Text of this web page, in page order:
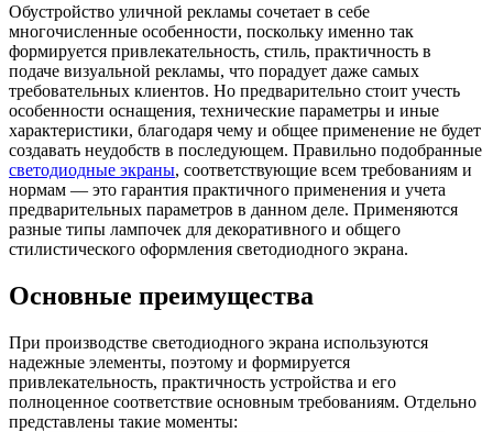
Обустройство уличной рекламы сочетает в себе
многочисленные особенности, поскольку именно так
формируется привлекательность, стиль, практичность в
подаче визуальной рекламы, что порадует даже самых
требовательных клиентов. Но предварительно стоит учесть
особенности оснащения, технические параметры и иные
характеристики, благодаря чему и общее применение не будет
создавать неудобств в последующем. Правильно подобранные
светодиодные экраны, соответствующие всем требованиям и
нормам — это гарантия практичного применения и учета
предварительных параметров в данном деле. Применяются
разные типы лампочек для декоративного и общего
стилистического оформления светодиодного экрана.
Основные преимущества
При производстве светодиодного экрана используются
надежные элементы, поэтому и формируется
привлекательность, практичность устройства и его
полноценное соответствие основным требованиям. Отдельно
представлены такие моменты: